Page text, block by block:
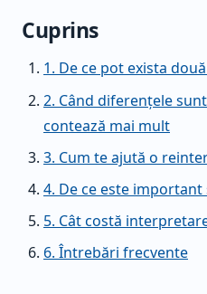
Cuprins
1. De ce pot exista
2. Când diferențele
contează mai mult
3. Cum te ajută o
4. De ce este
5. Cât costă
6. Întrebări frecvente